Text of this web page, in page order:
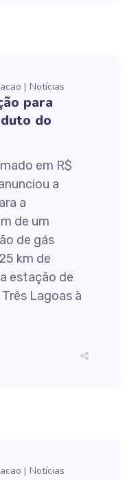
Notícias
para
do
em R$
a
a
de um
de gás
km de
estação de
Lagoas à
Notícias